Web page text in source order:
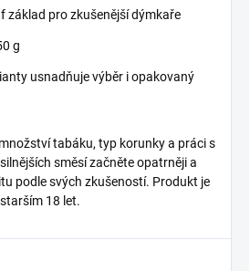
základ pro zkušenější dýmkaře
g
usnadňuje výběr i opakovaný
tabáku, typ korunky a práci s
směsí začněte opatrněji a
podle svých zkušeností. Produkt je
18 let.